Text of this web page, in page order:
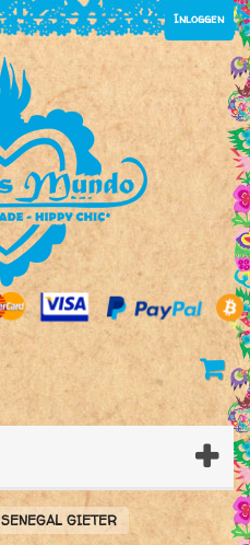
Inloggen
SENEGAL GIETER